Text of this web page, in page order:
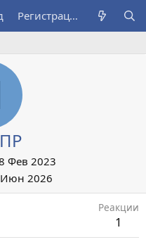
Регистрация
Фев 2023
2026
Реакции
1